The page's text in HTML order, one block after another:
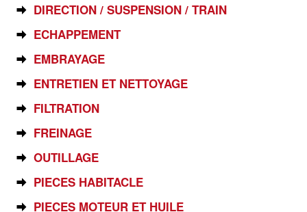
DIRECTION / SUSPENSION / TRAIN
ECHAPPEMENT
EMBRAYAGE
ENTRETIEN ET NETTOYAGE
FILTRATION
FREINAGE
OUTILLAGE
PIECES HABITACLE
PIECES MOTEUR ET HUILE